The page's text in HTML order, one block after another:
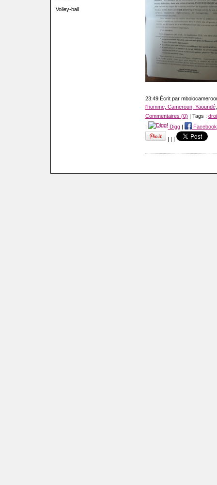
Volley-ball
23:49 Écrit par
l'homme, Cameroun, Yaoundé
Commentaires (0) | Tags :
Digg| Facebook
|